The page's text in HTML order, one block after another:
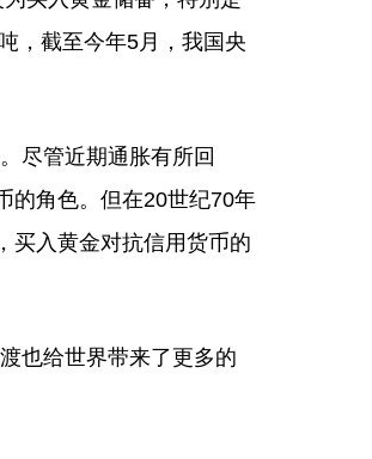
，截至今年5月，我国央
尽管近期通胀有所回
的角色。但在20世纪70年
买入黄金对抗信用货币的
也给世界带来了更多的